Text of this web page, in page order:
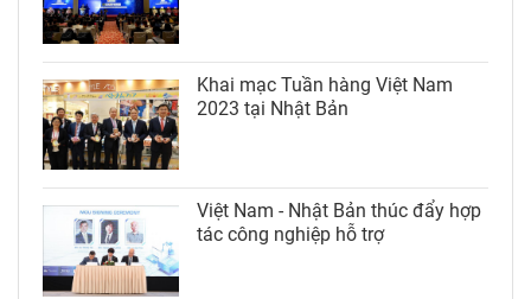
Khai mạc Tuần hàng Việt Nam
2023 tại Nhật Bản
Việt Nam - Nhật Bản thúc đẩy hợp
tác công nghiệp hỗ trợ